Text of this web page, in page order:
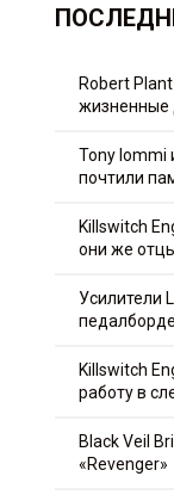
Robert
жизненные
Tony Iommi
почтили
Killswitch
они же
Усилители
педалборде
Killswitch
работу в
Black Veil
«Revenger»